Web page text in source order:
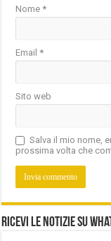
Nome*
Email*
Sito web
Salva il mio nome,
prossima volta che
Ricevi le notizie su